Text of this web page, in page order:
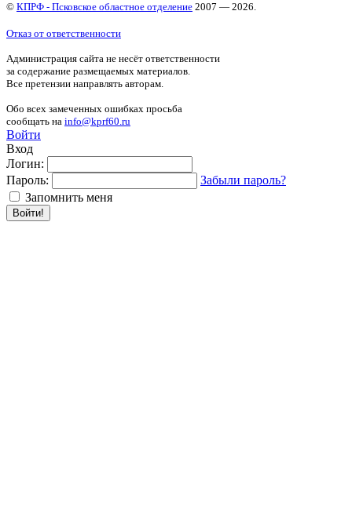
© КПРФ - Псковское областное отделение 2007 — 2026.
Отказ от ответственности
Администрация сайта не несёт ответственности
за содержание размещаемых материалов.
Все претензии направлять авторам.
Обо всех замеченных ошибках просьба
сообщать на info@kprf60.ru
Войти
Вход
Логин:
Пароль:
Забыли пароль?
Запомнить меня